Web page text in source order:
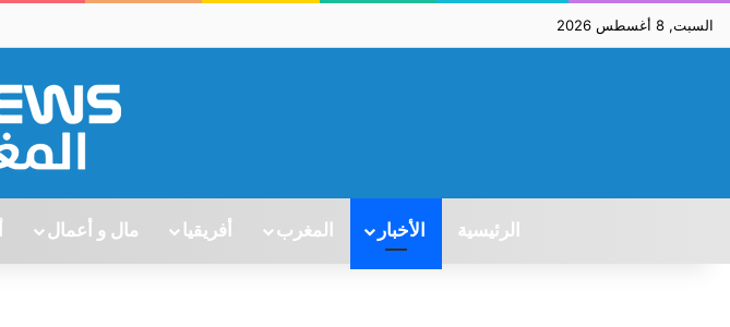
السبت, 8 أغسطس 2026
الرئيسية الأخبار المغرب أفريقيا مال و أعمال